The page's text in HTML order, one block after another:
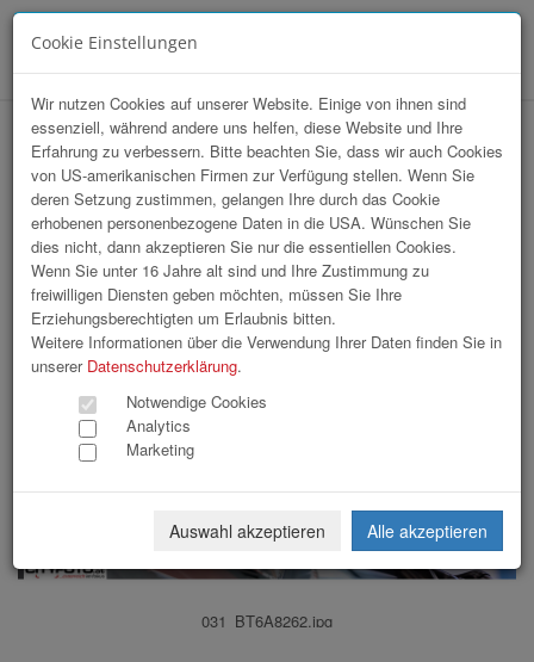
Landesmeisterschaften der KFZ-
TechnikerInnen / Siegerehrung
031_BT6A8262.jpg
Cookie Einstellungen
Wir nutzen Cookies auf unserer Website. Einige von ihnen sind
essenziell, während andere uns helfen, diese Website und Ihre
Erfahrung zu verbessern. Bitte beachten Sie, dass wir auch Cookies
von US-amerikanischen Firmen zur Verfügung stellen. Wenn Sie
deren Setzung zustimmen, gelangen Ihre durch das Cookie
erhobenen personenbezogene Daten in die USA. Wünschen Sie
dies nicht, dann akzeptieren Sie nur die essentiellen Cookies.
Wenn Sie unter 16 Jahre alt sind und Ihre Zustimmung zu
freiwilligen Diensten geben möchten, müssen Sie Ihre
Erziehungsberechtigten um Erlaubnis bitten.
Weitere Informationen über die Verwendung Ihrer Daten finden Sie in
unserer Datenschutzerklärung.
Notwendige Cookies
Analytics
Marketing
Auswahl akzeptieren Alle akzeptieren